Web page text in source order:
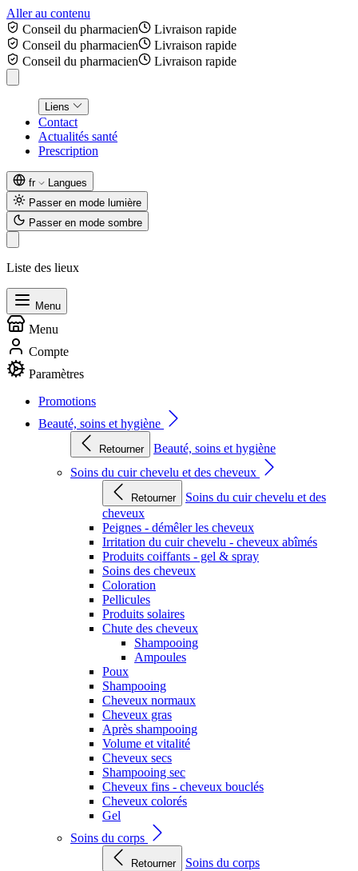
Aller au contenu
Conseil du pharmacien
Livraison rapide
Conseil du pharmacien
Livraison rapide
Conseil du pharmacien
Livraison rapide
Liens
Contact
Actualités santé
Prescription
fr
Langues
Passer en mode lumière
Passer en mode sombre
Liste des lieux
Menu
Menu
Compte
Paramètres
Promotions
Beauté, soins et hygiène
Retourner
Beauté, soins et hygiène
Soins du cuir chevelu et des cheveux
Retourner
Soins du cuir chevelu et des
cheveux
Peignes - démêler les cheveux
Irritation du cuir chevelu - cheveux abîmés
Produits coiffants - gel & spray
Soins des cheveux
Coloration
Pellicules
Produits solaires
Chute des cheveux
Shampooing
Ampoules
Poux
Shampooing
Cheveux normaux
Cheveux gras
Après shampooing
Volume et vitalité
Cheveux secs
Shampooing sec
Cheveux fins - cheveux bouclés
Cheveux colorés
Gel
Soins du corps
Retourner
Soins du corps